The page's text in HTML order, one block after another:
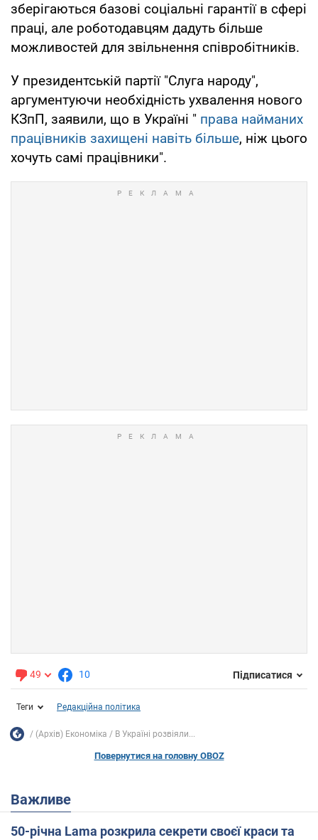
зберігаються базові соціальні гарантії в сфері
праці, але роботодавцям дадуть більше
можливостей для звільнення співробітників.
У президентській партії "Слуга народу",
аргументуючи необхідність ухвалення нового
КЗпП, заявили, що в Україні " права найманих
працівників захищені навіть більше, ніж цього
хочуть самі працівники".
49 10 Підписатися
Теги Редакційна політика
(Архів) Економіка В Україні розвіяли...
Повернутися на головну OBOZ
Важливе
50-річна Lama розкрила секрети своєї краси та